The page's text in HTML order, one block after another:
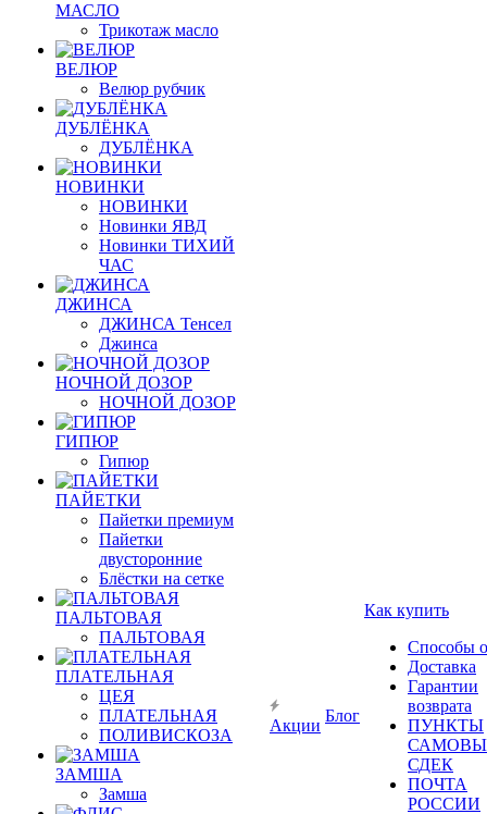
МАСЛО
Трикотаж масло
ВЕЛЮР
Велюр рубчик
ДУБЛЁНКА
ДУБЛЁНКА
НОВИНКИ
НОВИНКИ
Новинки ЯВД
Новинки ТИХИЙ
ЧАС
ДЖИНСА
ДЖИНСА Тенсел
Джинса
НОЧНОЙ ДОЗОР
НОЧНОЙ ДОЗОР
ГИПЮР
Гипюр
ПАЙЕТКИ
Пайетки премиум
Пайетки
двусторонние
Блёстки на сетке
ПАЛЬТОВАЯ
ПАЛЬТОВАЯ
ПЛАТЕЛЬНАЯ
ЦЕЯ
ПЛАТЕЛЬНАЯ
ПОЛИВИСКОЗА
ЗАМША
Замша
Акции
Блог
Как купить
Способы
Доставка
Гарантии
возврата
ПУНКТЫ
СДЕК
ПОЧТА
РОССИИ